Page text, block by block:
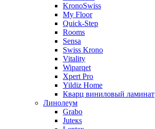
KronoSwiss
My Floor
Quick-Step
Rooms
Sensa
Swiss Krono
Vitality
Wiparqet
Xpert Pro
Yildiz Home
Кварц виниловый ламинат
Линолеум
Grabo
Juteкs